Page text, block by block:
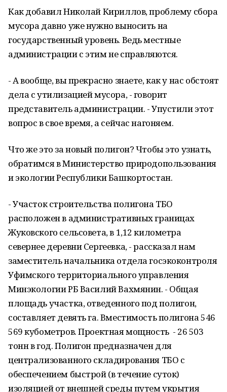
Как добавил Николай Кириллов, проблему сбора
мусора давно уже нужно выносить на
государственный уровень. Ведь местные
администрации с этим не справляются.
- А вообще, вы прекрасно знаете, как у нас обстоят
дела с утилизацией мусора, - говорит
представитель администрации. - Упустили этот
вопрос в свое время, а сейчас нагоняем.
Что же это за новый полигон? Чтобы это узнать,
обратимся в Министерство природопользования
и экологии Республики Башкортостан.
- Участок строительства полигона ТБО
расположен в административных границах
Жуковского сельсовета, в 1,12 километра
севернее деревни Сергеевка, - рассказал нам
заместитель начальника отдела госэкоконтроля
Уфимского территориального управления
Минэкологии РБ Василий Вахмянин. - Общая
площадь участка, отведенного под полигон,
составляет девять га. Вместимость полигона 546
569 кубометров. Проектная мощность - 26 503
тонн в год. Полигон предназначен для
централизованного складирования ТБО с
обеспечением быстрой (в течение суток)
изоляцией от внешней среды путем укрытия